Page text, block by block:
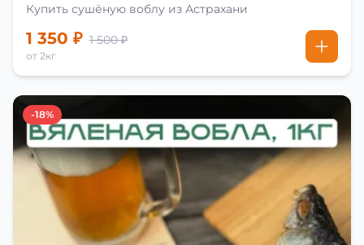
Купить сушёную воблу из Астрахани
1 350 ₽ 1 500 ₽
от 2кг
-18%